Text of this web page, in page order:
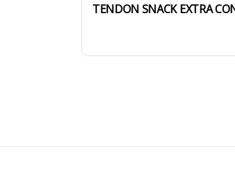
TENDON SNACK EXTRA